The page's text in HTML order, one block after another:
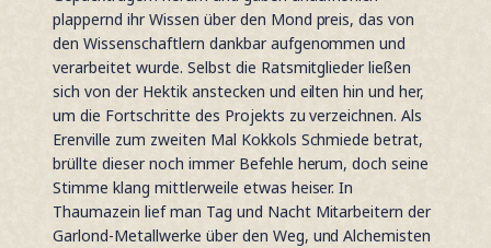
plappernd ihr Wissen über den Mond preis, das von
den Wissenschaftlern dankbar aufgenommen und
verarbeitet wurde. Selbst die Ratsmitglieder ließen
sich von der Hektik anstecken und eilten hin und her,
um die Fortschritte des Projekts zu verzeichnen. Als
Erenville zum zweiten Mal Kokkols Schmiede betrat,
brüllte dieser noch immer Befehle herum, doch seine
Stimme klang mittlerweile etwas heiser. In
Thaumazein lief man Tag und Nacht Mitarbeitern der
Garlond-Metallwerke über den Weg, und Alchemisten